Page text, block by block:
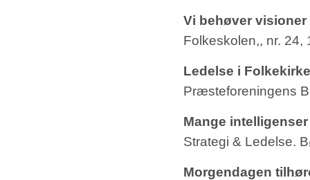
Vi behøver
Folkeskolen,, nr. 24,
Ledelse i
Præsteforeningens
Mange intelligenser
Strategi & Ledelse.
Morgendagen